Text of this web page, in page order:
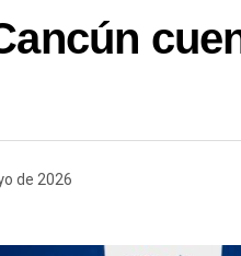
de 2026